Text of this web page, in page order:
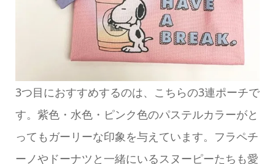
3つ目におすすめするのは、こちらの3連ポーチで
す。紫色・水色・ピンク色のパステルカラーがと
ってもガーリーな印象を与えています。フラペチ
ーノやドーナツと一緒にいるスヌーピーたちも愛